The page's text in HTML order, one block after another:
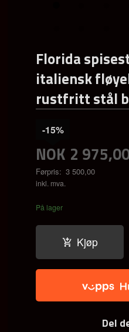
Florida
italiensk
rustfritt stål
NOK 2
Førpris: 3 500,00
Rabatt
-15%
inkl. mva.
På lager
Kjøp
Del